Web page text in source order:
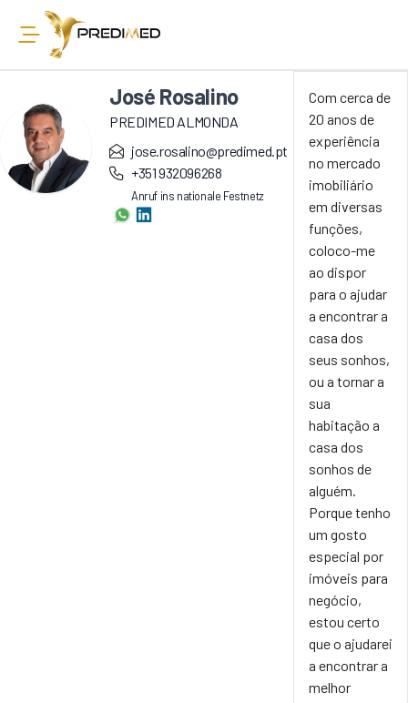
José Rosalino
PREDIMED ALMONDA
jose.rosalino@predimed.pt
+351 932096268
Anruf ins nationale Festnetz
Com cerca de
20 anos de
experiência
no mercado
imobiliário
em diversas
funções,
coloco-me
ao dispor
para o ajudar
a encontrar a
casa dos
seus sonhos,
ou a tornar a
sua
habitação a
casa dos
sonhos de
alguém.
Porque tenho
um gosto
especial por
imóveis para
negócio,
estou certo
que o ajudarei
a encontrar a
melhor